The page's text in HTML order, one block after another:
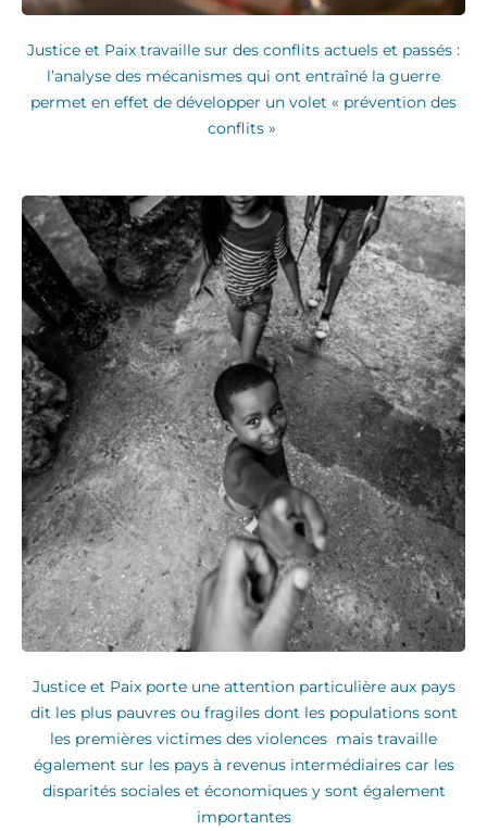
Justice et Paix travaille sur des conflits actuels et passés :
l’analyse des mécanismes qui ont entraîné la guerre
permet en effet de développer un volet « prévention des
conflits »
Justice et Paix porte une attention particulière aux pays
dit les plus pauvres ou fragiles dont les populations sont
les premières victimes des violences mais travaille
également sur les pays à revenus intermédiaires car les
disparités sociales et économiques y sont également
importantes